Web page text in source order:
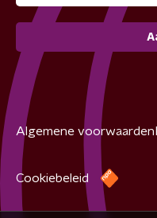
Algemene voorwaarden
Cookiebeleid